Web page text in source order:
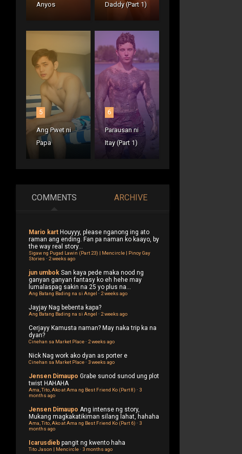
Anyos
Daddy (Part 1)
5
Ang Pwet ni
Papa
6
Parausan ni
Itay (Part 1)
COMMENTS ARCHIVE
Mario kart Houyyy, please nganong ing ato
raman ang ending. Fan pa naman ko kaayo, by
the way real story...
Sigaw ng Pugad Lawin (Part 23) | Mencircle | Pinoy Gay
Stories · 2 weeks ago
jun umbok San kaya pede maka nood ng
ganyan ganyan fantasy ko eh hehe may
lumalaspag sakin na 25 yo plus na...
Ang Batang Bading na si Angel · 2 weeks ago
Jayjay Nag bebenta kapa?
Ang Batang Bading na si Angel · 2 weeks ago
Cerjayy Kamusta naman? May naka trip ka na
dyan?
Cinehan sa Market Place· 2 weeks ago
Nick Nag work ako dyan as porter e
Cinehan sa Market Place· 3 weeks ago
Jensen Dimaupo Grabe sunod sunod ung plot
twist HAHAHA
Ama, Tito, Ako at Ama ng Best Friend Ko (Part 8) · 3
months ago
Jensen Dimaupo Ang intense ng story,
Mukang magkakatikiman silang lahat, hahaha
Ama, Tito, Ako at Ama ng Best Friend Ko (Part 6) · 3
months ago
Icarusdieb pangit ng kwento haha
Tito Jason | Mencircle· 3 months ago